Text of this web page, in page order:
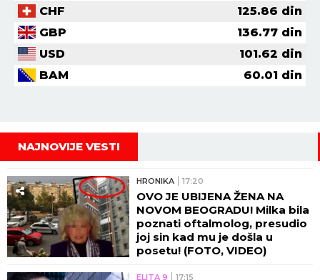
CHF
125.86 din
GBP
136.77 din
USD
101.62 din
BAM
60.01 din
NAJNOVIJE VESTI
HRONIKA 17:20
OVO JE UBIJENA ŽENA NA
NOVOM BEOGRADU! Milka bila
poznati oftalmolog, presudio
joj sin kad mu je došla u
posetu! (FOTO, VIDEO)
ELITA 9 17:15